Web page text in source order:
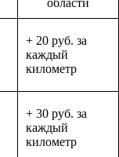
области
+ 20 руб. за
каждый
километр
+ 30 руб. за
каждый
километр